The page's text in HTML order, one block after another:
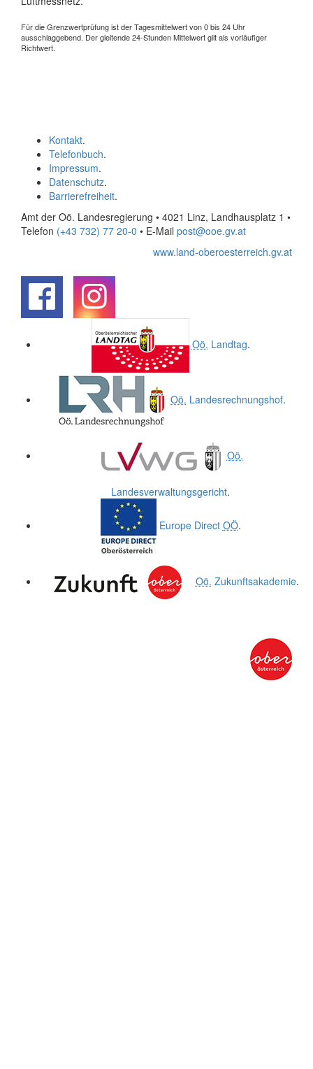
Für die Grenzwertprüfung ist der Tagesmittelwert von 0 bis 24 Uhr
ausschlaggebend. Der gleitende 24-Stunden Mittelwert gilt als vorläufiger
Richtwert.
Kontakt.
Telefonbuch.
Impressum.
Datenschutz.
Barrierefreiheit.
Amt der Oö. Landesregierung • 4021 Linz, Landhausplatz 1 •
Telefon (+43 732) 77 20-0 • E-Mail post@ooe.gv.at
www.land-oberoesterreich.gv.at
Oö. Landtag.
Oö. Landesrechnungshof.
Oö.
Landesverwaltungsgericht.
Europe Direct OÖ.
Oö. Zukunftsakademie.